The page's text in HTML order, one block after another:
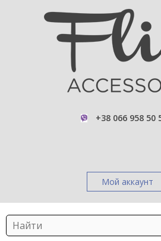
Мой аккаунт
+38 066 958 50